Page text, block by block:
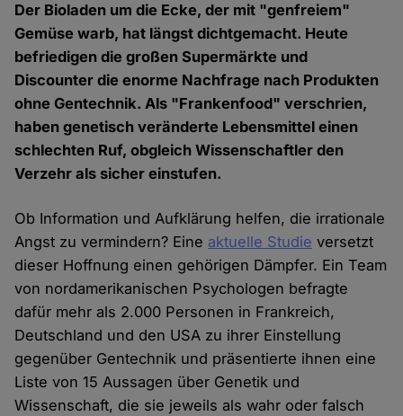
Der Bioladen um die Ecke, der mit "genfreiem"
Gemüse warb, hat längst dichtgemacht. Heute
befriedigen die großen Supermärkte und
Discounter die enorme Nachfrage nach Produkten
ohne Gentechnik. Als "Frankenfood" verschrien,
haben genetisch veränderte Lebensmittel einen
schlechten Ruf, obgleich Wissenschaftler den
Verzehr als sicher einstufen.
Ob Information und Aufklärung helfen, die irrationale
Angst zu vermindern? Eine aktuelle Studie versetzt
dieser Hoffnung einen gehörigen Dämpfer. Ein Team
von nordamerikanischen Psychologen befragte
dafür mehr als 2.000 Personen in Frankreich,
Deutschland und den USA zu ihrer Einstellung
gegenüber Gentechnik und präsentierte ihnen eine
Liste von 15 Aussagen über Genetik und
Wissenschaft, die sie jeweils als wahr oder falsch